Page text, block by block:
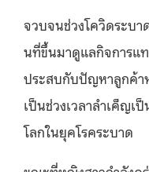
จวบจนช่วงโควิดระบ
นที่ขึ้นมาดูแลกิจการแ
ประสบกับปัญหาลูกค้า
เป็นช่วงเวลาลำเค็ญเ
โลกในยุคโรคระบาด